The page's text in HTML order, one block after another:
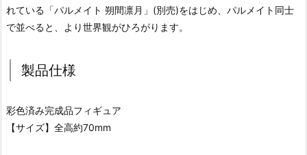
れている「パルメイト 朔間凛月」(別売)をはじめ、パルメイト同士
で並べると、より世界観がひろがります。
製品仕様
彩色済み完成品フィギュア
【サイズ】全高約70mm